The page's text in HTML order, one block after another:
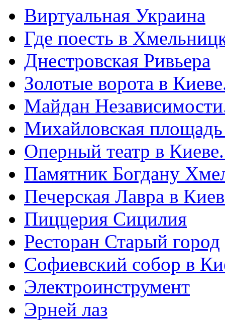
Виртуальная Украина
Где поесть в
Днестровская Ривьера
Золотые ворота в
Майдан
Михайловская
Оперный театр в
Памятник Богдану
Печерская Лавра в
Пиццерия Сицилия
Ресторан Старый город
Софиевский собор в
Электроинструмент
Эрней лаз